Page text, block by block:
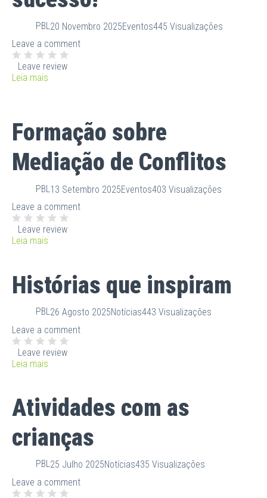
PBL 20 Novembro 2025Eventos445 Visualizações
Leave a comment
Leave review
Leia mais
Formação sobre
Mediação de Conflitos
PBL 13 Setembro 2025Eventos403 Visualizações
Leave a comment
Leave review
Leia mais
Histórias que inspiram
PBL26 Agosto 2025Notícias443 Visualizações
Leave a comment
Leave review
Leia mais
Atividades com as
crianças
PBL25 Julho 2025Notícias435 Visualizações
Leave a comment